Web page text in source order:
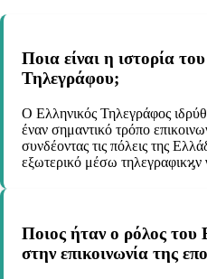
Ποια είναι η ιστορία
Τηλεγράφου;
Ο Ελληνικός Τηλεγράφος
έναν σημαντικό τρόπο
συνδέοντας τις πόλεις της
εξωτερικό μέσω
Ποιος ήταν ο ρόλος του
στην επικοινωνία της